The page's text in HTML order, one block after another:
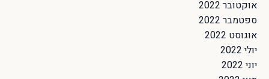
אוקטובר 2022
ספטמבר 2022
אוגוסט 2022
יולי 2022
יוני 2022